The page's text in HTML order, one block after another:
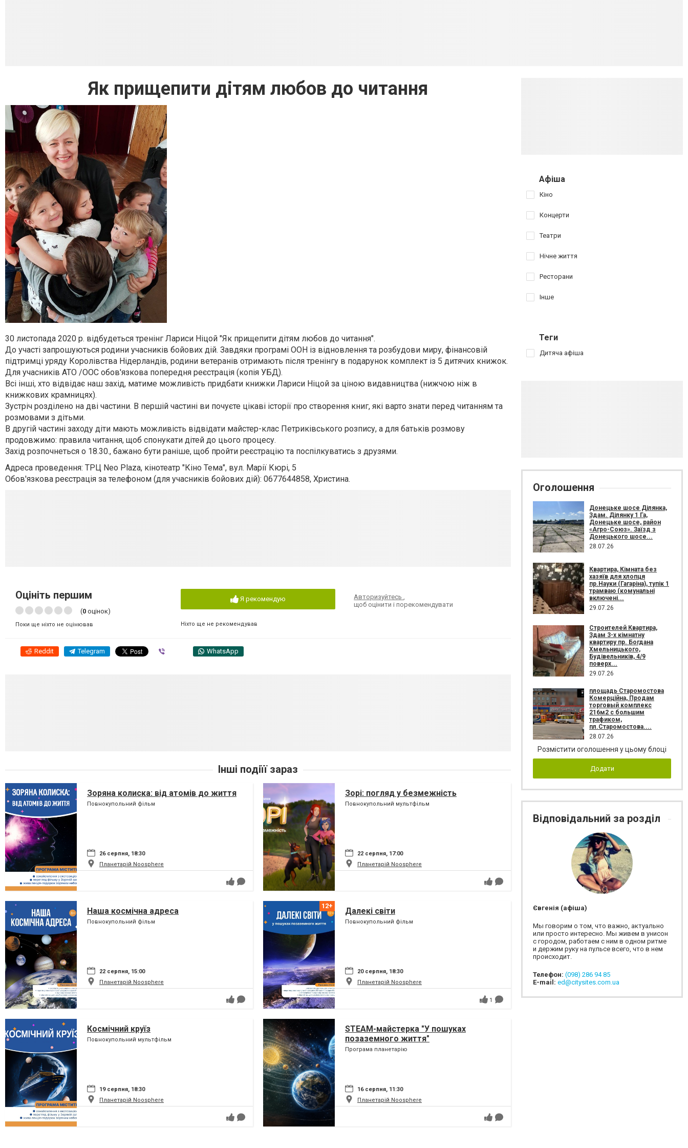
Як прищепити дітям любов до читання
30 листопада 2020 р. відбудеться тренінг Лариси Ніцой "Як прищепити дітям любов до читання".
До участі запрошуються родини учасників бойових дій. Завдяки програмі ООН із відновлення та розбудови миру, фінансовій
підтримці уряду Королівства Нідерландів, родини ветеранів отримають після тренінгу в подарунок комплект із 5 дитячих книжок.
Для учасників АТО /ООС обов'язкова попередня реєстрація (копія УБД).
Всі інші, хто відвідає наш захід, матиме можливість придбати книжки Лариси Ніцой за ціною видавництва (нижчою ніж в
книжкових крамницях).
Зустріч розділено на дві частини. В першій частині ви почуєте цікаві історії про створення книг, які варто знати перед читанням та
розмовами з дітьми.
В другій частині заходу діти мають можливість відвідати майстер-клас Петриківського розпису, а для батьків розмову
продовжимо: правила читання, щоб спонукати дітей до цього процесу.
Захід розпочнеться о 18.30., бажано бути раніше, щоб пройти реєстрацію та поспілкуватись з друзями.
Адреса проведення: ТРЦ Neo Plaza, кінотеатр "Кіно Тема", вул. Марії Кюрі, 5
Обов'язкова реєстрація за телефоном (для учасників бойових дій): 0677644858, Христина.
Оцініть першим
(0 оцінок)
Поки ще ніхто не оцінював
Я рекомендую
Ніхто ще не рекомендував
Авторизуйтесь
щоб оцінити і порекомендувати
Reddit Telegram WhatsApp
Інші подіїї зараз
Зоряна колиска: від атомів до життя
Повнокупольний фільм
26 серпня, 18:30
Планетарій Noosphere
Зорі: погляд у безмежність
Повнокупольний мультфільм
22 серпня, 17:00
Планетарій Noosphere
Наша космічна адреса
Повнокупольний фільм
22 серпня, 15:00
Планетарій Noosphere
Далекі світи
Повнокупольний фільм
20 серпня, 18:30
Планетарій Noosphere
1
Космічний круїз
Повнокупольний мультфільм
19 серпня, 18:30
Планетарій Noosphere
STEAM-майстерка "У пошуках
позаземного життя"
Програма планетарію
16 серпня, 11:30
Планетарій Noosphere
Афіша
Кіно
Концерти
Театри
Нічне життя
Ресторани
Інше
Теги
Дитяча афіша
Оголошення
Донецьке шосе Ділянка,
Здам. Ділянку 1 Га,
Донецьке шосе, район
«Агро-Союз». Заїзд з
Донецького шосе...
28.07.26
Квартира, Кімната без
хазяїв для хлопця
пр.Науки (Гагаріна), тупік 1
трамваю (комунальні
включені...
29.07.26
Строителей Квартира,
Здам 3-х кімнатну
квартиру пр. Богдана
Хмельницького,
Будівельників, 4/9
поверх...
29.07.26
площадь Старомостова
Комерційна, Продам
торговый комплекс
216м2 с большим
трафиком,
пл.Старомостова....
28.07.26
Розмістити оголошення у цьому блоці
Додати
Відповідальний за розділ
Євгенія (афіша)
Мы говорим о том, что важно, актуально
или просто интересно. Мы живем в унисон
с городом, работаем с ним в одном ритме
и держим руку на пульсе всего, что в нем
происходит.
Телефон: (098) 286 94 85
E-mail: ed@citysites.com.ua